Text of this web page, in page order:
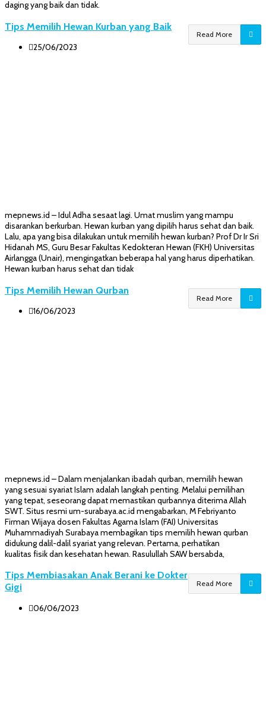
daging yang baik dan tidak.
Read More
Tips Memilih Hewan Kurban yang Baik
25/06/2023
mepnews.id – Idul Adha sesaat lagi. Umat muslim yang mampu
disarankan berkurban. Hewan kurban yang dipilih harus sehat dan baik.
Lalu, apa yang bisa dilakukan untuk memilih hewan kurban? Prof Dr Ir Sri
Hidanah MS, Guru Besar Fakultas Kedokteran Hewan (FKH) Universitas
Airlangga (Unair), mengingatkan beberapa hal yang harus diperhatikan.
Hewan kurban harus sehat dan tidak
Read More
Tips Memilih Hewan Qurban
16/06/2023
mepnews.id – Dalam menjalankan ibadah qurban, memilih hewan
yang sesuai syariat Islam adalah langkah penting. Melalui pemilihan
yang tepat, seseorang dapat memastikan qurbannya diterima Allah
SWT. Situs resmi um-surabaya.ac.id mengabarkan, M Febriyanto
Firman Wijaya dosen Fakultas Agama Islam (FAI) Universitas
Muhammadiyah Surabaya membagikan tips memilih hewan qurban
didukung dalil-dalil syariat yang relevan. Pertama, perhatikan
kualitas fisik dan kesehatan hewan. Rasulullah SAW bersabda,
Read More
Tips Membiasakan Anak Berani ke Dokter
Gigi
06/06/2023